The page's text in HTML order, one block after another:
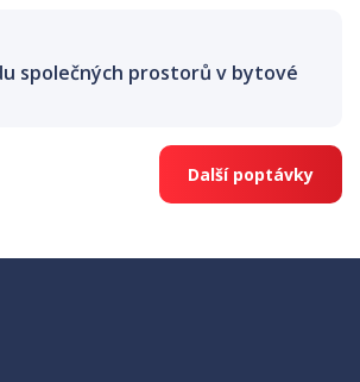
společných prostorů v bytové
Další poptávky